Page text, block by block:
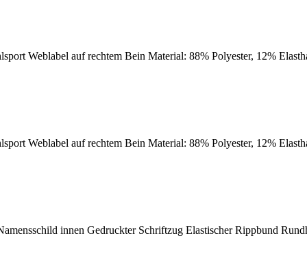
Weblabel auf rechtem Bein Material: 88% Polyester, 12%
Weblabel auf rechtem Bein Material: 88% Polyester, 12%
innen Gedruckter Schriftzug Elastischer Rippbund